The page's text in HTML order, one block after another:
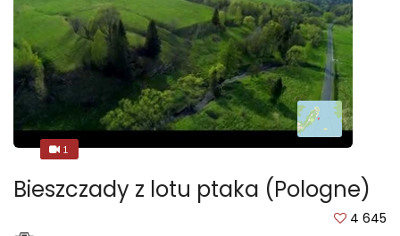
11
Bieszczady z lotu ptaka (Pologne)
4 645